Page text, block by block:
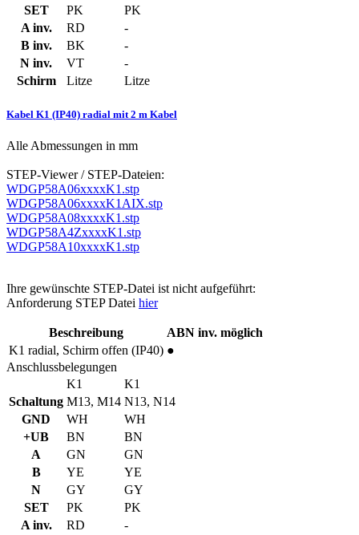
SET
PK
PK
A inv.
RD
-
B inv.
BK
-
N inv.
VT
-
Schirm
Litze Litze
Kabel K1 (IP40) radial mit 2 m Kabel
Alle Abmessungen in mm
STEP-Viewer / STEP-Dateien:
WDGP58A06xxxxK1.stp
WDGP58A06xxxxK1AIX.stp
WDGP58A08xxxxK1.stp
WDGP58A4ZxxxxK1.stp
WDGP58A10xxxxK1.stp
Ihre gewünschte STEP-Datei ist nicht aufgeführt:
Anforderung STEP Datei hier
Beschreibung
ABN inv. möglich
K1 radial, Schirm offen (IP40) ●
Anschlussbelegungen
K1
K1
Schaltung M13, M14 N13, N14
GND
WH
WH
+UB
BN
BN
A
GN
GN
B
YE
YE
N
GY
GY
SET
PK
PK
A inv.
RD
-